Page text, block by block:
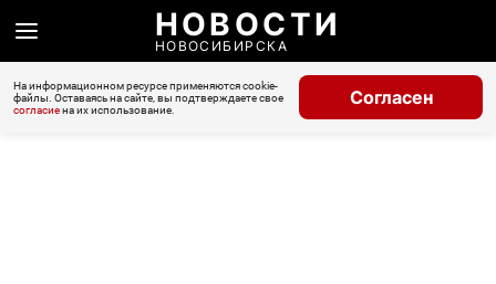
НОВОСТИ
НОВОСИБИРСКА
На информационном ресурсе применяются cookie-
файлы. Оставаясь на сайте, вы подтверждаете свое
согласиена их использование.
Согласен